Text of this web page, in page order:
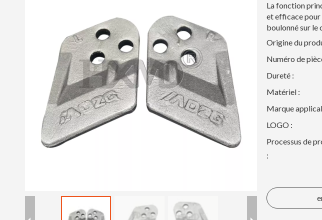
La fonction
et efficace pour
boulonné sur le
Origine du
Numéro de
Dureté :
Matériel :
Marque
LOGO :
Processus de
: